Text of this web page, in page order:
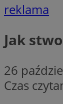
reklama
Jak
26
Czas